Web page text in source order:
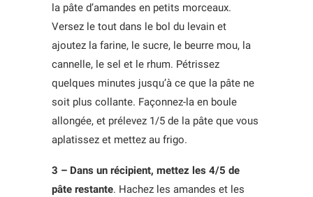
la pâte d’amandes en petits morceaux.
Versez le tout dans le bol du levain et
ajoutez la farine, le sucre, le beurre mou, la
cannelle, le sel et le rhum. Pétrissez
quelques minutes jusqu’à ce que la pâte ne
soit plus collante. Façonnez-la en boule
allongée, et prélevez 1/5 de la pâte que vous
aplatissez et mettez au frigo.
3 – Dans un récipient, mettez les 4/5 de
pâte restante. Hachez les amandes et les